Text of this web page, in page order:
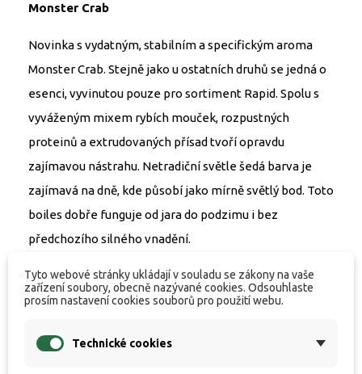
Monster Crab
Novinka s vydatným, stabilním a specifickým aroma
Monster Crab. Stejně jako u ostatních druhů se jedná o
esenci, vyvinutou pouze pro sortiment Rapid. Spolu s
vyváženým mixem rybích mouček, rozpustných
proteinů a extrudovaných přísad tvoří opravdu
zajímavou nástrahu. Netradiční světle šedá barva je
zajímavá na dně, kde působí jako mírně světlý bod. Toto
boiles dobře funguje od jara do podzimu i bez
předchozího silného vnadění.
RAPID NATURAL CONCEPT
nové výrobní technologie a zařízení, které patří mezi
Tyto webové stránky ukládají v souladu se zákony na vaše
zařízení soubory, obecně nazývané cookies. Odsouhlaste
prosím nastavení cookies souborů pro použití webu.
Technické cookies